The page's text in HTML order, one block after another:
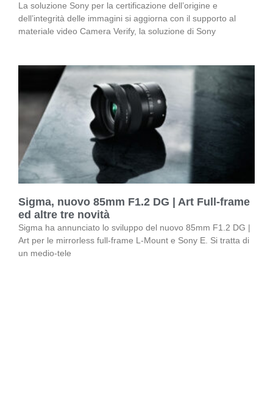
La soluzione Sony per la certificazione dell’origine e
dell’integrità delle immagini si aggiorna con il supporto al
materiale video Camera Verify, la soluzione di Sony
Sigma, nuovo 85mm F1.2 DG | Art Full-frame
ed altre tre novità
Sigma ha annunciato lo sviluppo del nuovo 85mm F1.2 DG |
Art per le mirrorless full-frame L-Mount e Sony E. Si tratta di
un medio-tele